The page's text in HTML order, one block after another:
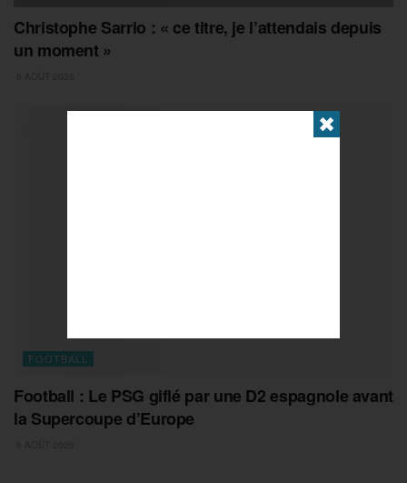
Christophe Sarrio : « ce titre, je l’attendais depuis
un moment »
FOOTBALL
Football : Le PSG giflé par une D2 espagnole avant
la Supercoupe d’Europe
✖